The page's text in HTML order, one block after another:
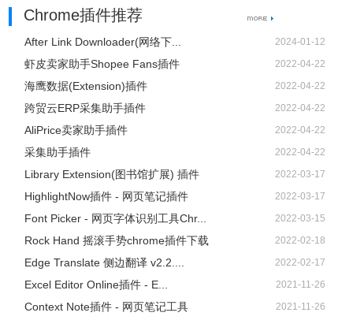
Chrome插件推荐
After Link Downloader(网络下... 2024-01-12
虾皮卖家助手Shopee Fans插件 2022-04-22
海鹰数据(Extension)插件 2022-04-22
跨贸云ERP采集助手插件 2022-04-22
AliPrice卖家助手插件 2022-04-22
采集助手插件 2022-04-22
Library Extension(图书馆扩展) 插件 2022-03-17
HighlightNow插件 - 网页笔记插件 2022-03-17
Font Picker - 网页字体识别工具Chr... 2022-03-15
Rock Hand 摇滚手势chrome插件下载 2022-02-18
Edge Translate 侧边翻译 v2.2.... 2022-02-17
Excel Editor Online插件 - E... 2021-11-26
Context Note插件 - 网页笔记工具 2021-11-26